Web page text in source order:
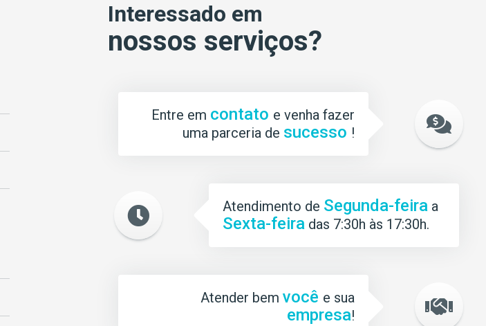
Interessado em
nossos serviços?
Entre em contato e venha fazer
uma parceria de sucesso !
Atendimento de Segunda-feira a
Sexta-feira das 7:30h às 17:30h.
Atender bemvocê e sua
empresa!